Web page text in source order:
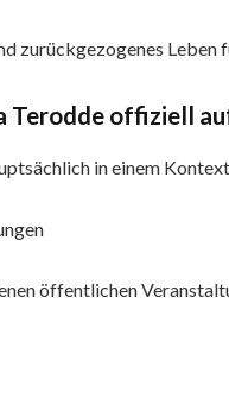
zurückgezogenes Leben
Terodde offiziell
in einem
öffentlichen